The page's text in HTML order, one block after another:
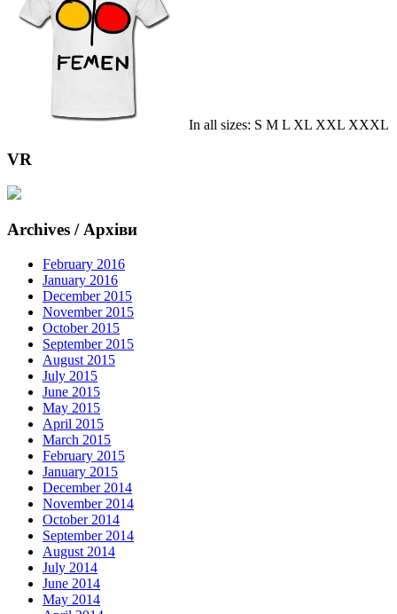
In all sizes: S M L XL XXL XXXL
VR
Archives / Архіви
February 2016
January 2016
December 2015
November 2015
October 2015
September 2015
August 2015
July 2015
June 2015
May 2015
April 2015
March 2015
February 2015
January 2015
December 2014
November 2014
October 2014
September 2014
August 2014
July 2014
June 2014
May 2014